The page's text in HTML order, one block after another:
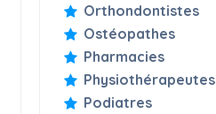
Orthondontistes
Ostéopathes
Pharmacies
Physiothérapeutes
Podiatres